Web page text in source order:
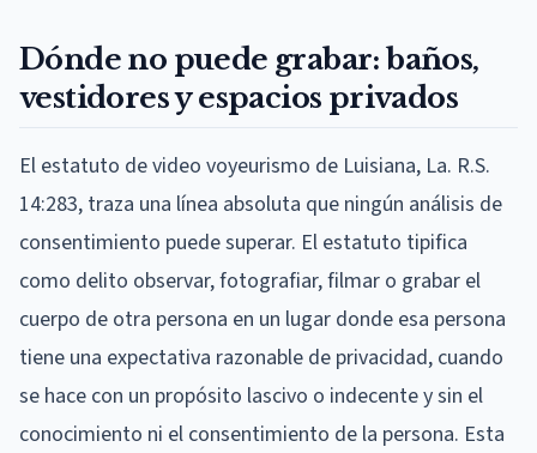
Dónde no puede grabar: baños,
vestidores y espacios privados
El estatuto de video voyeurismo de Luisiana, La. R.S.
14:283, traza una línea absoluta que ningún análisis de
consentimiento puede superar. El estatuto tipifica
como delito observar, fotografiar, filmar o grabar el
cuerpo de otra persona en un lugar donde esa persona
tiene una expectativa razonable de privacidad, cuando
se hace con un propósito lascivo o indecente y sin el
conocimiento ni el consentimiento de la persona. Esta